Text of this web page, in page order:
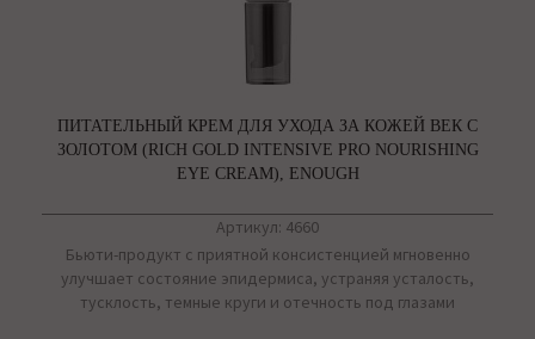
ПИТАТЕЛЬНЫЙ КРЕМ ДЛЯ УХОДА ЗА КОЖЕЙ ВЕК С
ЗОЛОТОМ (RICH GOLD INTENSIVE PRO NOURISHING
EYE CREAM), ENOUGH
Артикул: 4660
Бьюти-продукт с приятной консистенцией мгновенно
улучшает состояние эпидермиса, устраняя усталость,
тусклость, темные круги и отечность под глазами